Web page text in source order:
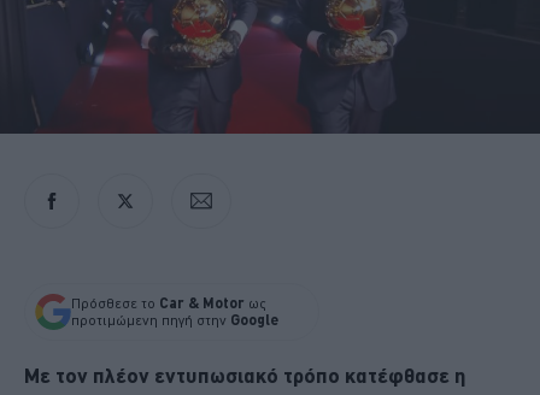
Πρόσθεσε το Car & Motor ως
προτιμώμενη πηγή στην Google
Με τον πλέον εντυπωσιακό τρόπο κατέφθασε η